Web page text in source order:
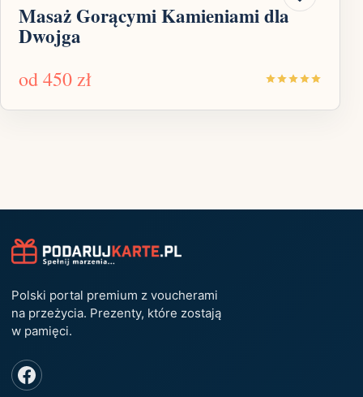
Masaż Gorącymi Kamieniami dla
Dwojga
od450 zł
Polski portal premium z voucherami
na przeżycia. Prezenty, które zostają
w pamięci.